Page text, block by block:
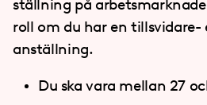
ställning på
roll om du har en tillsvidare-
anställning.
Du ska vara mellan 27